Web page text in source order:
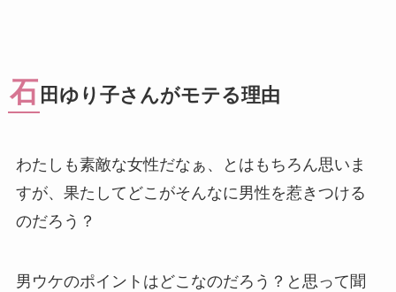
石 田ゆり子さんがモテる理由
わたしも素敵な女性だなぁ、とはもちろん思いま
すが、果たしてどこがそんなに男性を惹きつける
のだろう？
男ウケのポイントはどこなのだろう？と思って聞